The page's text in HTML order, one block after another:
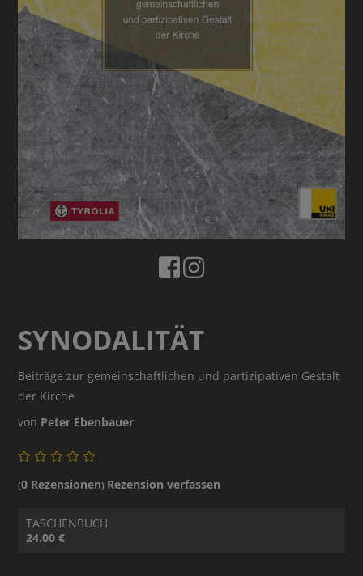
SYNODALITÄT
Beiträge zur gemeinschaftlichen und partizipativen Gestalt
der Kirche
von Peter Ebenbauer
(0 Rezensionen) Rezension verfassen
TASCHENBUCH
24.00 €